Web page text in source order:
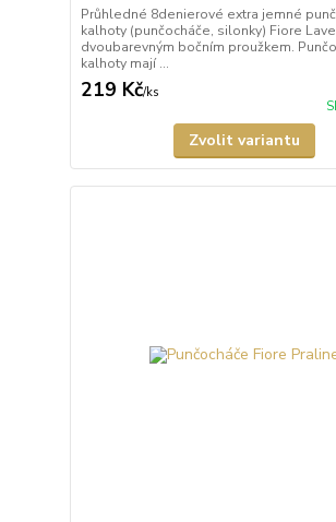
Průhledné 8denierové extra jemné
kalhoty (punčocháče, silonky) Fiore
dvoubarevným bočním proužkem.
kalhoty mají ...
219 Kč/ks
Zvolit variantu